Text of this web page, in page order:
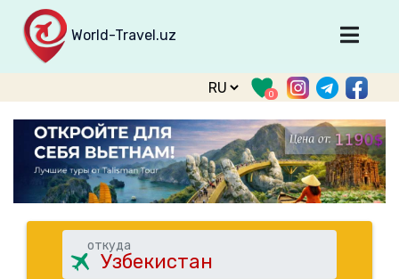
World-Travel.uz
Главная
Направления
Туры
Тур. фирмы
Табло прилета
О проекте
0
откуда